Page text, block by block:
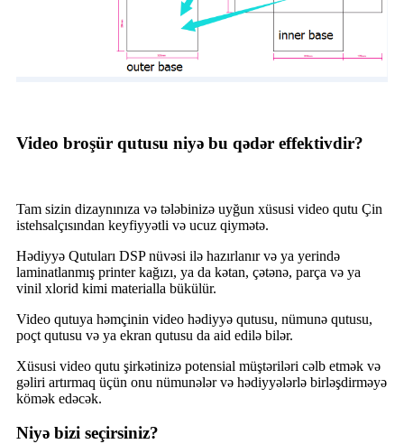
Video broşür qutusu niyə bu qədər effektivdir?
Tam sizin dizaynınıza və tələbinizə uyğun xüsusi video qutu Çin
istehsalçısından keyfiyyətli və ucuz qiymətə.
Hədiyyə Qutuları DSP nüvəsi ilə hazırlanır və ya yerində
laminatlanmış printer kağızı, ya da kətan, çətənə, parça və ya
vinil xlorid kimi materialla bükülür.
Video qutuya həmçinin video hədiyyə qutusu, nümunə qutusu,
poçt qutusu və ya ekran qutusu da aid edilə bilər.
Xüsusi video qutu şirkətinizə potensial müştəriləri cəlb etmək və
gəliri artırmaq üçün onu nümunələr və hədiyyələrlə birləşdirməyə
kömək edəcək.
Niyə bizi seçirsiniz?